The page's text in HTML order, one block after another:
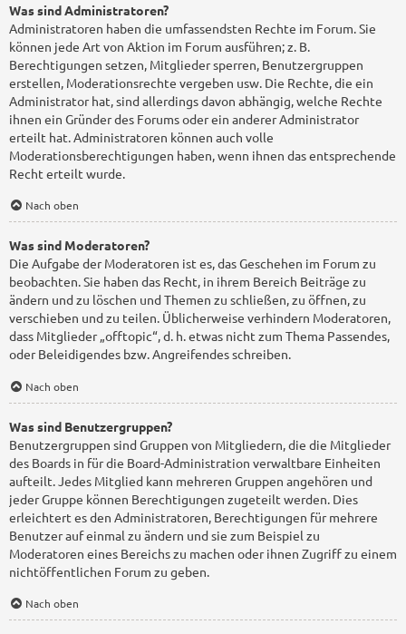
Was sind Administratoren?
Administratoren haben die umfassendsten Rechte im Forum. Sie
können jede Art von Aktion im Forum ausführen; z. B.
Berechtigungen setzen, Mitglieder sperren, Benutzergruppen
erstellen, Moderationsrechte vergeben usw. Die Rechte, die ein
Administrator hat, sind allerdings davon abhängig, welche Rechte
ihnen ein Gründer des Forums oder ein anderer Administrator
erteilt hat. Administratoren können auch volle
Moderationsberechtigungen haben, wenn ihnen das entsprechende
Recht erteilt wurde.
Nach oben
Was sind Moderatoren?
Die Aufgabe der Moderatoren ist es, das Geschehen im Forum zu
beobachten. Sie haben das Recht, in ihrem Bereich Beiträge zu
ändern und zu löschen und Themen zu schließen, zu öffnen, zu
verschieben und zu teilen. Üblicherweise verhindern Moderatoren,
dass Mitglieder „offtopic“, d. h. etwas nicht zum Thema Passendes,
oder Beleidigendes bzw. Angreifendes schreiben.
Nach oben
Was sind Benutzergruppen?
Benutzergruppen sind Gruppen von Mitgliedern, die die Mitglieder
des Boards in für die Board-Administration verwaltbare Einheiten
aufteilt. Jedes Mitglied kann mehreren Gruppen angehören und
jeder Gruppe können Berechtigungen zugeteilt werden. Dies
erleichtert es den Administratoren, Berechtigungen für mehrere
Benutzer auf einmal zu ändern und sie zum Beispiel zu
Moderatoren eines Bereichs zu machen oder ihnen Zugriff zu einem
nichtöffentlichen Forum zu geben.
Nach oben